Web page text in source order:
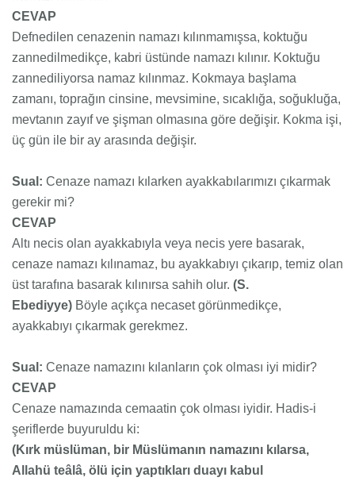
CEVAP
Defnedilen cenazenin namazı kılınmamışsa, koktuğu
zannedilmedikçe, kabri üstünde namazı kılınır. Koktuğu
zannediliyorsa namaz kılınmaz. Kokmaya başlama
zamanı, toprağın cinsine, mevsimine, sıcaklığa, soğukluğa,
mevtanın zayıf ve şişman olmasına göre değişir. Kokma işi,
üç gün ile bir ay arasında değişir.
Sual: Cenaze namazı kılarken ayakkabılarımızı çıkarmak
gerekir mi?
CEVAP
Altı necis olan ayakkabıyla veya necis yere basarak,
cenaze namazı kılınamaz, bu ayakkabıyı çıkarıp, temiz olan
üst tarafına basarak kılınırsa sahih olur. (S.
Ebediyye) Böyle açıkça necaset görünmedikçe,
ayakkabıyı çıkarmak gerekmez.
Sual: Cenaze namazını kılanların çok olması iyi midir?
CEVAP
Cenaze namazında cemaatin çok olması iyidir. Hadis-i
şeriflerde buyuruldu ki:
(Kırk müslüman, bir Müslümanın namazını kılarsa,
Allahü teâlâ, ölü için yaptıkları duayı kabul